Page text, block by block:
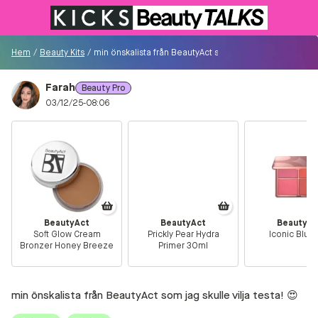
Till KICKS.se
Besökare
Sök i communityt...
👋Är du ny på Communityt? Såhär kommer du
Hem
Hem / Beauty Kits / min önskalista från BeautyAct som jag skulle vilja
Farah Beauty Pro
03/12/25-08:06
BeautyAct
Soft Glow Cream
Bronzer Honey Breeze
BeautyAct
Prickly Pear Hydra
Primer 30ml
Iconic
min önskalista från BeautyAct som jag skulle vilja testa! 😍